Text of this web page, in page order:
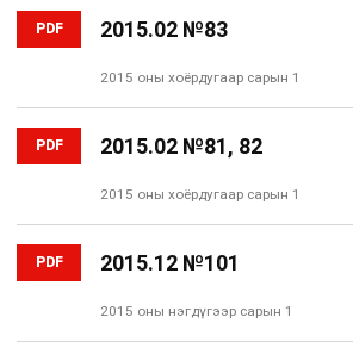
PDF 2015.02 №83
2015 оны хоёрдугаар сарын 1
PDF 2015.02 №81, 82
2015 оны хоёрдугаар сарын 1
PDF 2015.12 №101
2015 оны нэгдүгээр сарын 1